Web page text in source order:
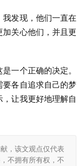
发现，他们一直在
关心他们，并且更
一个正确的决定。
各自追求自己的梦
让我更好地理解自
，该文观点仅代表
不拥有所有权，不